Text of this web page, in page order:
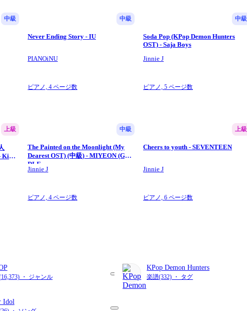
中級 中級
Never Ending Story - IU
PIANOiNU
ピアノ,4 ページ数
中級
Soda Pop (KPop Demon Hunters
OST) - Saja Boys
Jinnie J
ピアノ,5 ページ数
上級
Kim
中級
The Painted on the Moonlight (My
Dearest OST) (中級) - MIYEON (G)I-
DLE
Jinnie J
ピアノ,4 ページ数
上級
Cheers to youth - SEVENTEEN
Jinnie J
ピアノ,6 ページ数
・ ジャンル
KPop Demon Hunters
楽譜(332) ・ タグ
Idol